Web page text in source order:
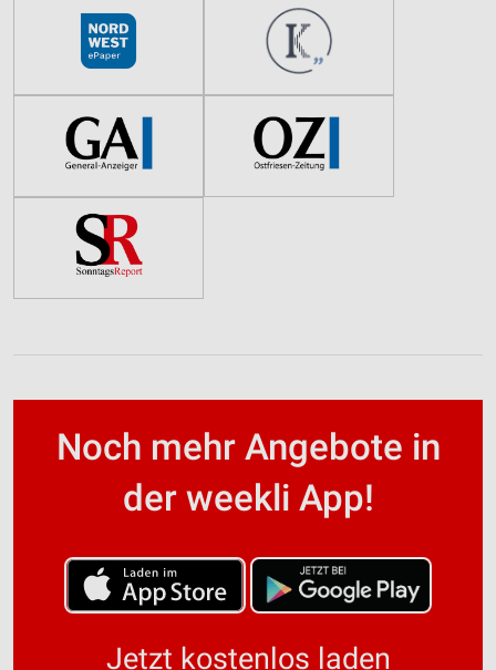
Noch mehr Angebote in
der weekli App!
Jetzt kostenlos laden